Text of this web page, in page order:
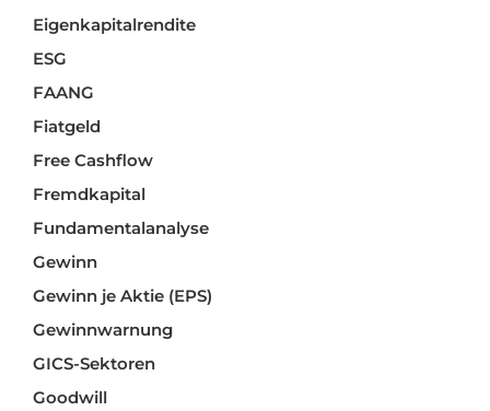
Eigenkapitalrendite
ESG
FAANG
Fiatgeld
Free Cashflow
Fremdkapital
Fundamentalanalyse
Gewinn
Gewinn je Aktie (EPS)
Gewinnwarnung
GICS-Sektoren
Goodwill